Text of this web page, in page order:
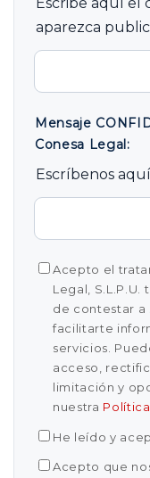
aparezca
Mensaje
Conesa Legal:
Escríbenos
Acepto el
Legal, S.L.P.U.
de contestar a
facilitarte
servicios.
acceso,
limitación y
nuestra
He leído y
Acepto que